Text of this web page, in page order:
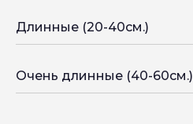
Длинные (20-40см.)
Очень длинные (40-60см.)